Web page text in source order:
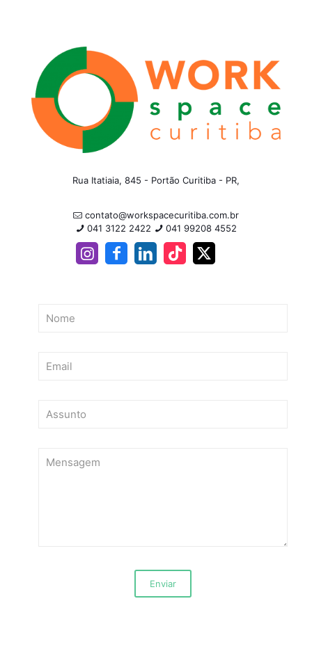
Rua Itatiaia, 845 - Portão Curitiba - PR,
contato@workspacecuritiba.com.br
041 3122 2422
041 99208 4552